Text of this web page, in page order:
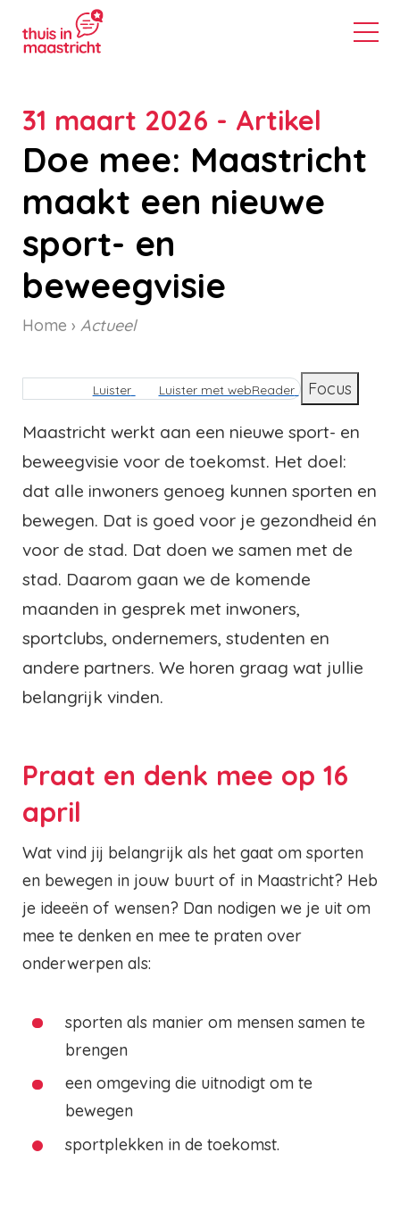
31 maart 2026 - Artikel
Doe mee: Maastricht
maakt een nieuwe
sport- en
beweegvisie
Kruimelpad
Home Actueel
Luister Luister met webReader Focus
Maastricht werkt aan een nieuwe sport- en
beweegvisie voor de toekomst. Het doel:
dat alle inwoners genoeg kunnen sporten en
bewegen. Dat is goed voor je gezondheid én
voor de stad. Dat doen we samen met de
stad. Daarom gaan we de komende
maanden in gesprek met inwoners,
sportclubs, ondernemers, studenten en
andere partners. We horen graag wat jullie
belangrijk vinden.
Praat en denk mee op 16
april
Wat vind jij belangrijk als het gaat om sporten
en bewegen in jouw buurt of in Maastricht? Heb
je ideeën of wensen? Dan nodigen we je uit om
mee te denken en mee te praten over
onderwerpen als:
sporten als manier om mensen samen te
brengen
een omgeving die uitnodigt om te
bewegen
sportplekken in de toekomst.